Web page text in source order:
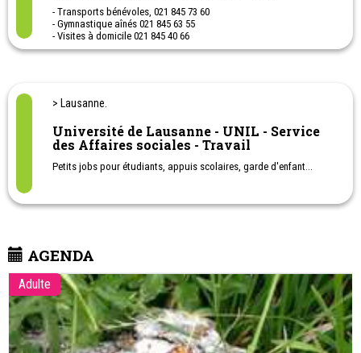
- Transports bénévoles, 021 845 73 60
- Gymnastique aînés 021 845 63 55
- Visites à domicile 021 845 40 66
> Lausanne.
Université de Lausanne - UNIL - Service
des Affaires sociales - Travail
Petits jobs pour étudiants, appuis scolaires, garde d'enfant...
AGENDA
Adulte